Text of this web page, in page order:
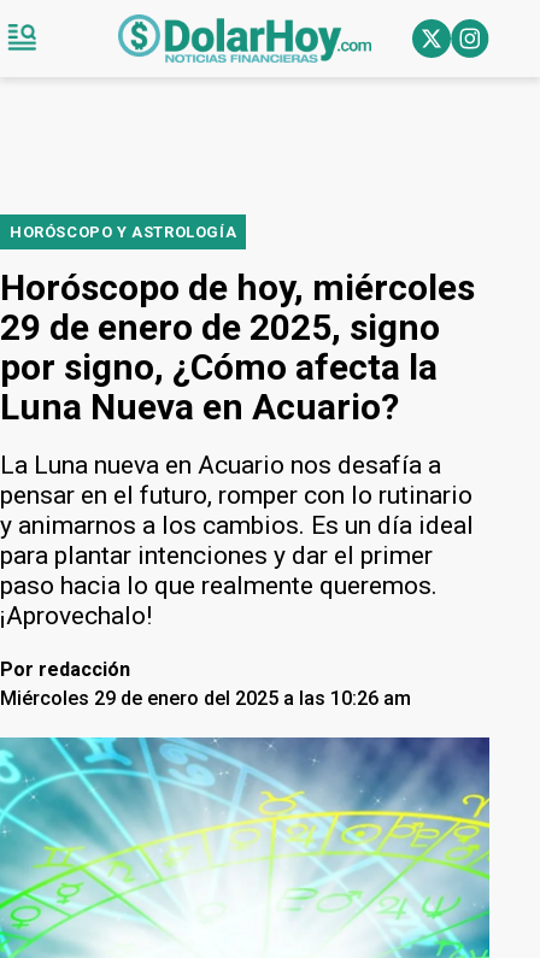
HORÓSCOPO Y ASTROLOGÍA
Horóscopo de hoy, miércoles
29 de enero de 2025, signo
por signo, ¿Cómo afecta la
Luna Nueva en Acuario?
La Luna nueva en Acuario nos desafía a
pensar en el futuro, romper con lo rutinario
y animarnos a los cambios. Es un día ideal
para plantar intenciones y dar el primer
paso hacia lo que realmente queremos.
¡Aprovechalo!
Por redacción
Miércoles 29 de enero del 2025 a las 10:26 am